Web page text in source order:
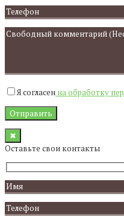
Я согласен на обработку
✖
Оставьте свои контакты